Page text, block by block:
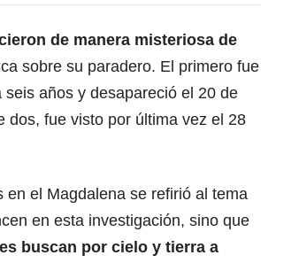
de manera misteriosa de
sobre su paradero. El primero fue
años y desapareció el 20 de
dos, fue visto por última vez el 28
el Magdalena se refirió al tema
en esta investigación, sino que
buscan por cielo y tierra a